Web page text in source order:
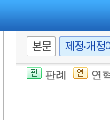
10., 타법개정]
본문 제정·개정
판례 연혁
제2
1.